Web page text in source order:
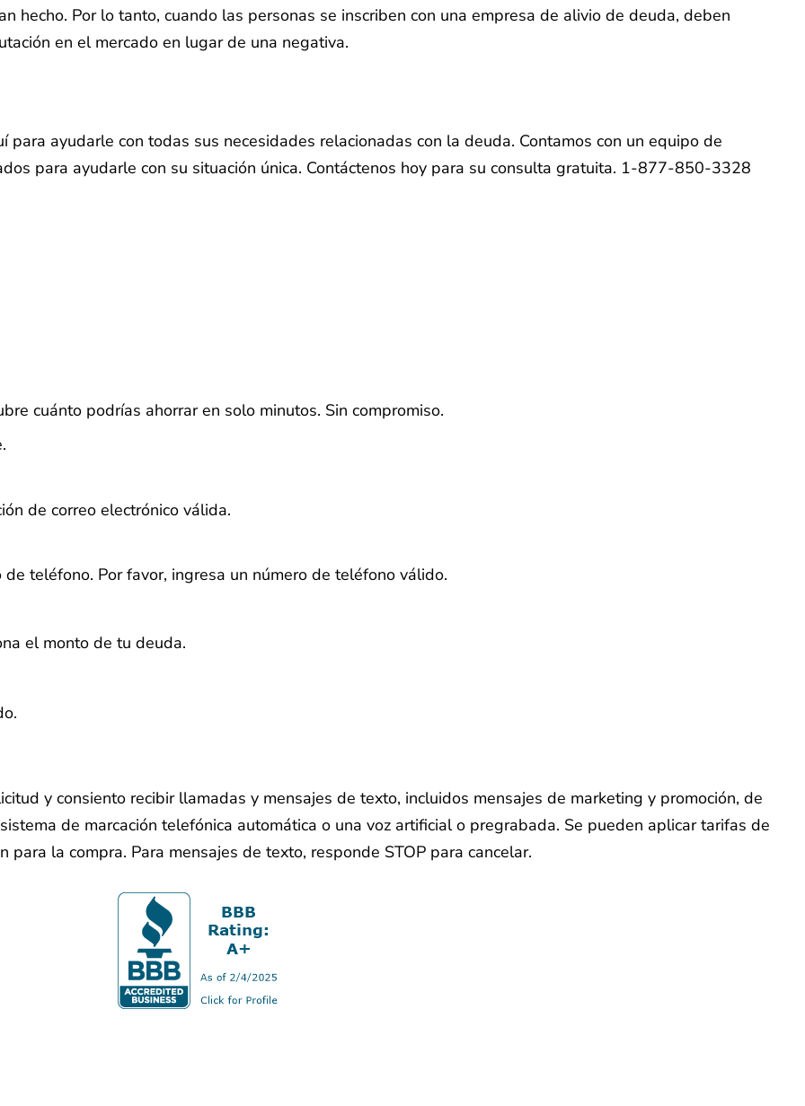
hecho. Por lo tanto, cuando las personas se inscriben con una empresa de alivio de deuda, deben
en el mercado en lugar de una negativa.
ayudarle con todas sus necesidades relacionadas con la deuda. Contamos con un equipo de
para ayudarle con su situación única. Contáctenos hoy para su consulta gratuita. 1-877-850-3328
cuánto podrías ahorrar en solo minutos. Sin compromiso.
de correo electrónico válida.
de teléfono. Por favor, ingresa un número de teléfono válido.
el monto de tu deuda.
y consiento recibir llamadas y mensajes de texto, incluidos mensajes de marketing y promoción, de
de marcación telefónica automática o una voz artificial o pregrabada. Se pueden aplicar tarifas de
la compra. Para mensajes de texto, responde STOP para cancelar.